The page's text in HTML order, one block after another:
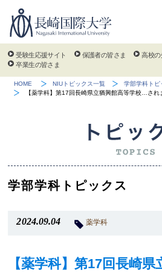
受験生応援サイト 保護者の皆さま 高校の
卒業生の皆さま
HOME NIUトピックス一覧
学部学科トピ
【薬学科】第17回長崎県立猶興館高等学校…され
学部学科トピックス
2024.09.04 薬学科
【薬学科】第17回長崎